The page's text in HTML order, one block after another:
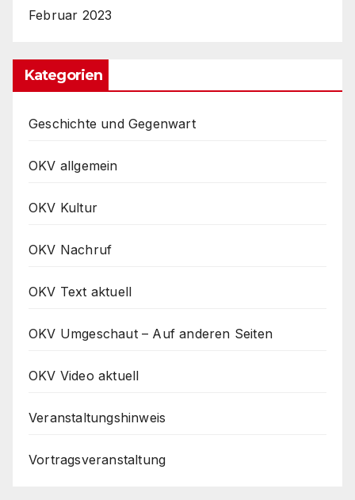
Februar 2023
Kategorien
Geschichte und Gegenwart
OKV allgemein
OKV Kultur
OKV Nachruf
OKV Text aktuell
OKV Umgeschaut – Auf anderen Seiten
OKV Video aktuell
Veranstaltungshinweis
Vortragsveranstaltung